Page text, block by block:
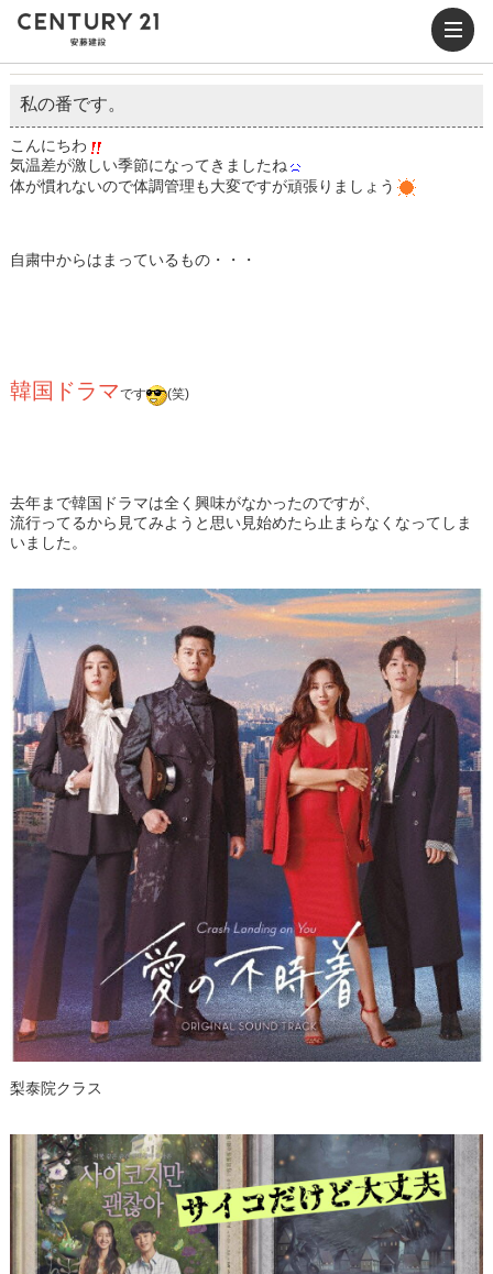
私の番です。
こんにちわ
気温差が激しい季節になってきましたね
体が慣れないので体調管理も大変ですが頑張りましょう
自粛中からはまっているもの・・・
韓国ドラマです (笑)
去年まで韓国ドラマは全く興味がなかったのですが、
流行ってるから見てみようと思い見始めたら止まらなくなってしま
いました。
梨泰院クラス